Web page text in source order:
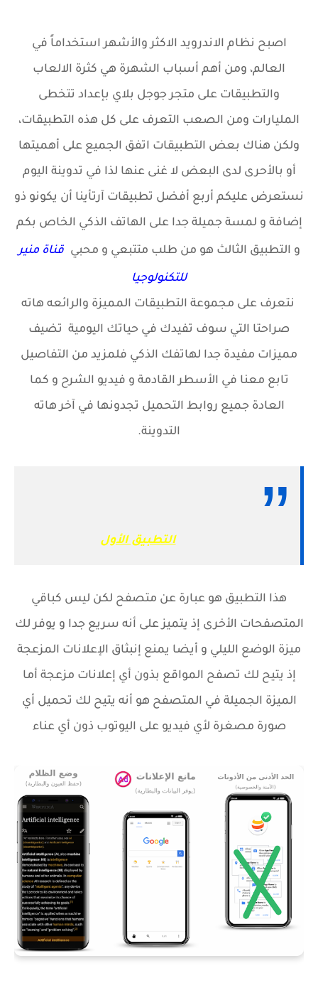
اصبح نظام الاندرويد الاكثر والأشهر استخداماً في
العالم، ومن أهم أسباب الشهرة هي كثرة الالعاب
والتطبيقات على متجر جوجل بلاي بإعداد تتخطى
المليارات ومن الصعب التعرف على كل هذه التطبيقات،
ولكن هناك بعض التطبيقات اتفق الجميع على أهميتها
أو بالأحرى لدى البعض لا غنى عنها لذا في تدوينة اليوم
نستعرض عليكم أربع أفضل تطبيقات آرتأينا أن يكونو ذو
إضافة و لمسة جميلة جدا على الهاتف الذكي الخاص بكم
و التطبيق الثالث هو من طلب متتبعي و محبي قناة منير
للتكنولوجيا
نتعرف على مجموعة التطبيقات المميزة والرائعه هاته
صراحتا التي سوف تفيدك في حياتك اليومية تضيف
مميزات مفيدة جدا لهاتفك الذكي فلمزيد من التفاصيل
تابع معنا في الأسطر القادمة و فيديو الشرح و كما
العادة جميع روابط التحميل تجدونها في آخر هاته
التدوينة.
التطبيق الأول
هذا التطبيق هو عبارة عن متصفح لكن ليس كباقي
المتصفحات الأخرى إذ يتميز على أنه سريع جدا و يوفر لك
ميزة الوضع الليلي و أيضا يمنع إنبثاق الإعلانات المزعجة
إذ يتيح لك تصفح المواقع بذون أي إعلانات مزعجة أما
الميزة الجميلة في المتصفح هو أنه يتيح لك تحميل أي
صورة مصغرة لأي فيديو على اليوتوب ذون أي عناء